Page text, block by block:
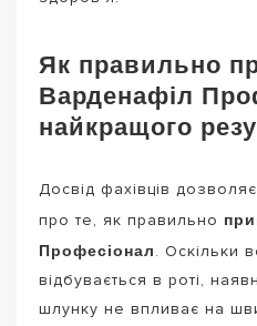
Як правильно
Варденафіл
найкращого
Досвід фахівців
про те, як правильно
Професіонал. Оскільки
відбувається в роті,
шлунку не впливає на